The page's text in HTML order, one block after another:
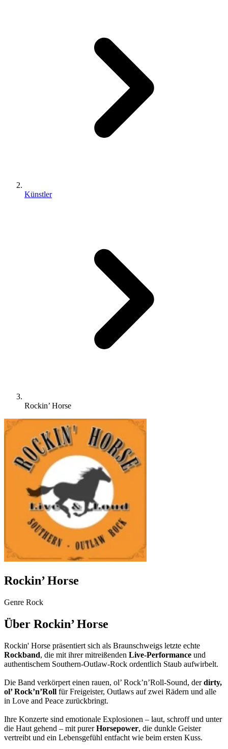
Künstler
Rockin’ Horse
Rockin’ Horse
Genre Rock
Über Rockin’ Horse
Rockin' Horse präsentiert sich als Braunschweigs letzte echte
Rockband, die mit ihrer mitreißenden Live‑Performance und
authentischem Southern‑Outlaw‑Rock ordentlich Staub aufwirbelt.
Die Band verkörpert einen rauen, ol’ Rock’n’Roll‑Sound, derdirty,
ol’ Rock’n’Roll für Freigeister, Outlaws auf zwei Rädern und alle
in Love and Peace zurückbringt.
Ihre Konzerte sind emotionale Explosionen – laut, schroff und unter
die Haut gehend – mit purerHorsepower, die dunkle Geister
vertreibt und ein Lebensgefühl entfacht wie beim ersten Kuss.